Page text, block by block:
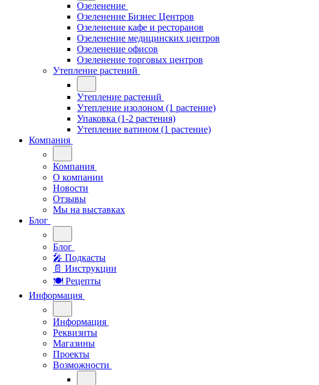
Озеленение
Озеленение Бизнес Центров
Озеленение кафе и ресторанов
Озеленение медицинских центров
Озеленение офисов
Озеленение торговых центров
Утепление растений
Утепление растений
Утепление изолоном (1 растение)
Упаковка (1-2 растения)
Утепление ватином (1 растение)
Компания
Компания
О компании
Новости
Отзывы
Мы на выставках
Блог
Блог
🎤︎︎ Подкасты
📄 Инструкции
🍽 Рецепты
Информация
Информация
Реквизиты
Магазины
Проекты
Возможности